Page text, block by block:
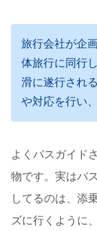
旅行会社が企
体旅行に同行
滑に遂行され
や対応を行い
よくバスガイド
物です。実はバ
してるのは、添
ズに行くように